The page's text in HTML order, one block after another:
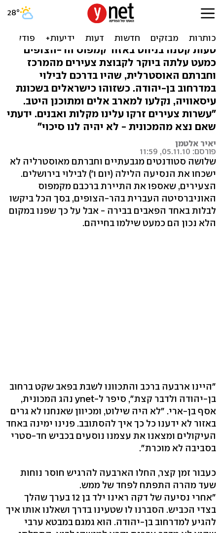
כמעט לינץ' בדרך לפאב
בירושלים: "סרט אימה"
טעות קטנה בניווט באזור קמפוס הר-הצופים
כמעט עלתה ביוקר לקבוצת צעירים מהמרכז
וחברתם האוסטרלית, שהיו בדרכם לבילוי
במדרחוב בן-יהודה. כשזוהו כישראלים בשכונת
עיסאוויה, נקלעו למארב אלים ומתוכנן היטב.
"עשרות צעירים זרקו עלינו מקלות ואבנים. ידעתי
שאם נצא מהמכונית - לא יהיה לנו סיכוי"
יאיר אלטמן
פורסם: 05.11.10, 11:59
שלושה סטודנטים מגבעתיים וחברתם מאוסטרליה לא
ישכחו את הנסיעה הלילה (יום ו') לבילוי בירושלים.
הצעירים, שאספו את התיירת ברכבם מקמפוס
האוניברסיטה העברית בהר-הצופים, בסך הכל ביקשו
לבלות באחד הפאבים בבירה - אבל על כך שפנו במקום
הלא נכון הם כמעט שילמו בחייהם.
"היינו ארבעה ברכב והתכוונו לשבת בפאב שקט ברחוב
בן-יהודה ולדבר קצת", סיפר ל-ynet נהג המכונית,
אסף בן-ארי. "לא היה שילוט, ומכיוון שאנחנו לא גרים
באזור לא ידענו כל כך איך להסתובב. פנינו ימינה באחד
העיקולים ומצאנו את עצמנו נוסעים בכביש חד-סטרי
בסביבה לא מוכרת".
כעבור זמן קצר, החלו הארבעה להרגיש חוסר נוחות
שעד מהרה התפתח לפחד של ממש.
"אחרי נסיעה של דקה ראינו ילד בן 12 בערך שהלך
בצדי הכביש. הסברנו לו שטעינו בדרך ושאלנו אותו איך
להגיע למדרחוב בן-יהודה. הוא גמגם במבטא ערבי